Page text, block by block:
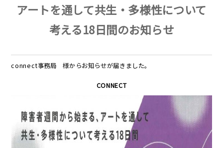
アートを通して共生・多様性について
考える18日間のお知らせ
connect事務局 様からお知らせが届きました。
CONNECT